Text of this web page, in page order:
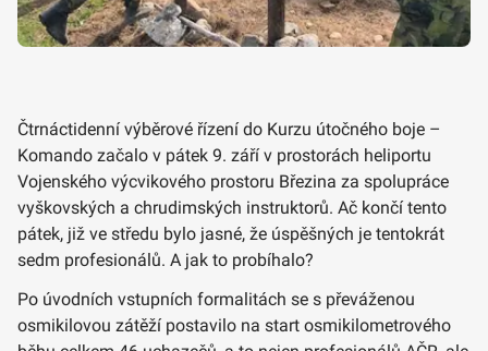
Čtrnáctidenní výběrové řízení do Kurzu útočného boje –
Komando začalo v pátek 9. září v prostorách heliportu
Vojenského výcvikového prostoru Březina za spolupráce
vyškovských a chrudimských instruktorů. Ač končí tento
pátek, již ve středu bylo jasné, že úspěšných je tentokrát
sedm profesionálů. A jak to probíhalo?
Po úvodních vstupních formalitách se s převáženou
osmikilovou zátěží postavilo na start osmikilometrového